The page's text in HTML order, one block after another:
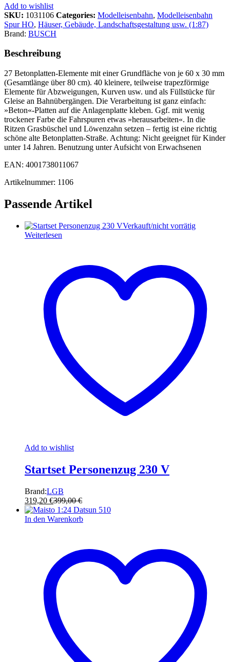
Add to wishlist
SKU: 1031106 Categories: Modelleisenbahn, Modelleisenbahn
Spur HO, Häuser, Gebäude, Landschaftsgestaltung usw. (1:87)
Brand: BUSCH
Beschreibung
27 Betonplatten-Elemente mit einer Grundfläche von je 60 x 30 mm
(Gesamtlänge über 80 cm). 40 kleinere, teilweise trapezförmige
Elemente für Abzweigungen, Kurven usw. und als Füllstücke für
Gleise an Bahnübergängen. Die Verarbeitung ist ganz einfach:
»Beton«-Platten auf die Anlagenplatte kleben. Ggf. mit wenig
trockener Farbe die Fahrspuren etwas »herausarbeiten«. In die
Ritzen Grasbüschel und Löwenzahn setzen – fertig ist eine richtig
schöne alte Betonplatten-Straße. Achtung: Nicht geeignet für Kinder
unter 14 Jahren. Benutzung unter Aufsicht von Erwachsenen
EAN: 4001738011067
Artikelnummer: 1106
Passende Artikel
Verkauft/nicht vorrätig
Weiterlesen
Add to wishlist
Startset Personenzug 230 V
Brand:LGB
319,20 €399,00€
In den Warenkorb